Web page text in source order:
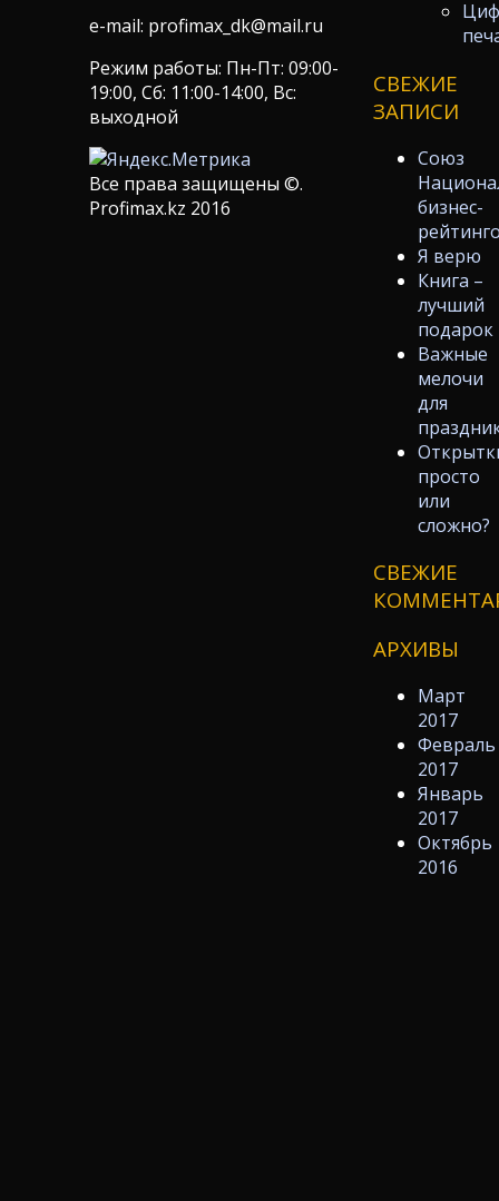
СВЕЖИЕ
ЗАПИСИ
Союз
бизнес-
Я верю
Книга –
лучший
подарок
Важные
мелочи
для
просто
или
сложно?
СВЕЖИЕ
АРХИВЫ
Март
2017
Февраль
2017
Январь
2017
Октябрь
2016
e-mail: profimax_dk@mail.ru
Режим работы: Пн-Пт: 09:00-
19:00, Сб: 11:00-14:00, Вс:
выходной
Все права защищены ©.
Profimax.kz 2016